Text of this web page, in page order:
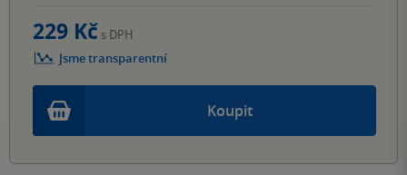
Koupit
229 Kč s DPH
Jsme transparentní